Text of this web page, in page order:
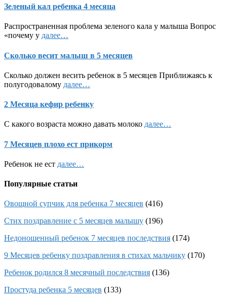
Зеленый кал ребенка 4 месяца
Распространенная проблема зеленого кала у малыша Вопрос
«почему у далее…
Сколько весит малыш в 5 месяцев
Сколько должен весить ребенок в 5 месяцев Приближаясь к
полугодовалому далее…
2 Месяца кефир ребенку
С какого возраста можно давать молоко далее…
7 Месяцев плохо ест прикорм
Ребенок не ест далее…
Популярные статьи
Овощной супчик для ребенка 7 месяцев (416)
Стих поздравление с 5 месяцев малышу (196)
Недоношенный ребенок 7 месяцев последствия (174)
9 Месяцев ребенку поздравления в стихах мальчику (170)
Ребенок родился 8 месячный последствия (136)
Простуда ребенка 5 месяцев (133)